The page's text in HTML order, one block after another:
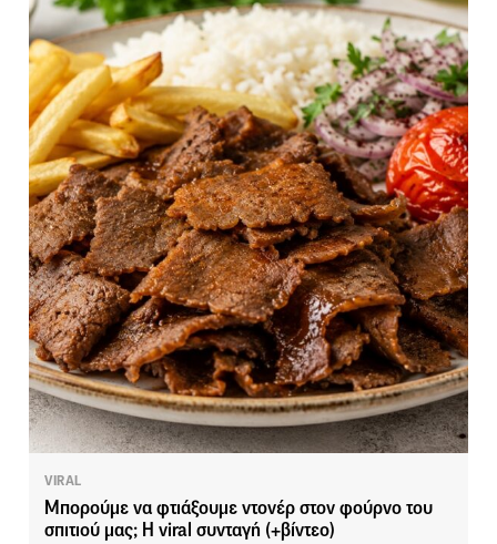
VIRAL
Μπορούμε να φτιάξουμε ντονέρ στον φούρνο του
σπιτιού μας; Η viral συνταγή (+βίντεο)